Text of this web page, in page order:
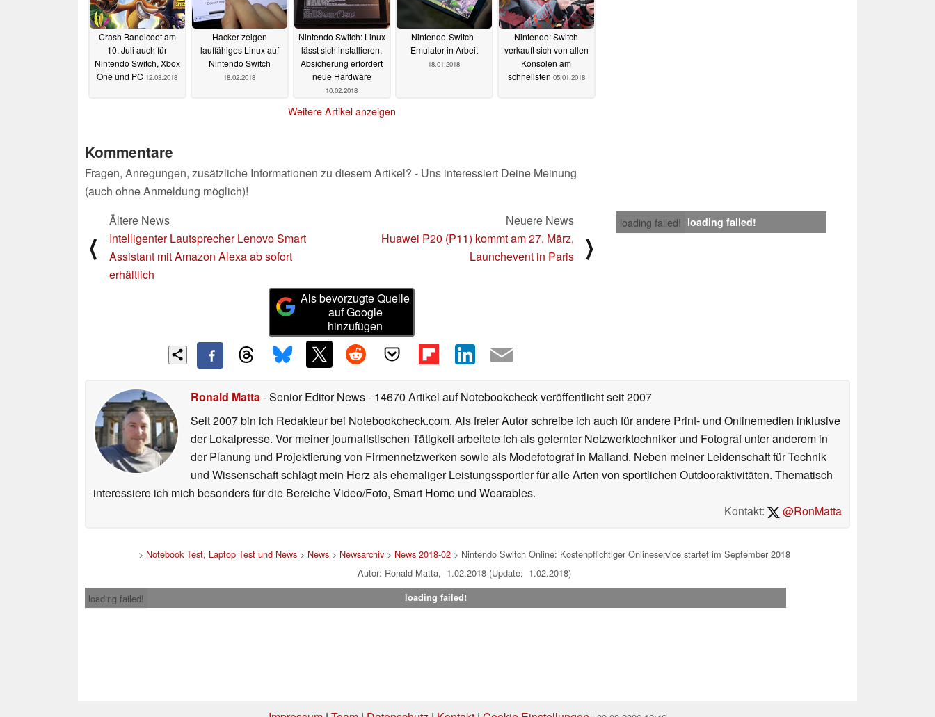
Crash Bandicoot am
10. Juli auch für
Nintendo Switch, Xbox
One und PC 12.03.2018
Hacker zeigen
lauffähiges Linux auf
Nintendo Switch
18.02.2018
Nintendo Switch: Linux
lässt sich installieren,
Absicherung erfordert
neue Hardware
10.02.2018
Nintendo-Switch-
Emulator in Arbeit
18.01.2018
Nintendo: Switch
verkauft sich von allen
Konsolen am
schnellsten 05.01.2018
Weitere Artikel anzeigen
Kommentare
Fragen, Anregungen, zusätzliche Informationen zu diesem Artikel? - Uns interessiert Deine Meinung
(auch ohne Anmeldung möglich)!
loading failed! loading failed!
⟨
Ältere News
Intelligenter Lautsprecher Lenovo Smart
Assistant mit Amazon Alexa ab sofort
erhältlich
Neuere News
Huawei P20 (P11) kommt am 27. März,
Launchevent in Paris
⟩
Als bevorzugte Quelle
auf Google
hinzufügen
Ronald Matta- Senior Editor News- 14670 Artikel auf Notebookcheck veröffentlichtseit 2007
Seit 2007 bin ich Redakteur bei Notebookcheck.com. Als freier Autor schreibe ich auch für andere Print- und Onlinemedien inklusive
der Lokalpresse. Vor meiner journalistischen Tätigkeit arbeitete ich als gelernter Netzwerktechniker und Fotograf unter anderem in
der Planung und Projektierung von Firmennetzwerken sowie als Modefotograf in Mailand. Neben meiner Leidenschaft für Technik
und Wissenschaft schlägt mein Herz als ehemaliger Leistungssportler für alle Arten von sportlichen Outdooraktivitäten. Thematisch
interessiere ich mich besonders für die Bereiche Video/Foto, Smart Home und Wearables.
Kontakt:
@RonMatta
> Notebook Test, Laptop Test und News> News> Newsarchiv> News 2018-02> Nintendo Switch Online: Kostenpflichtiger Onlineservice startet im September 2018
Autor: Ronald Matta, 1.02.2018 (Update: 1.02.2018)
loading failed!
loading failed!